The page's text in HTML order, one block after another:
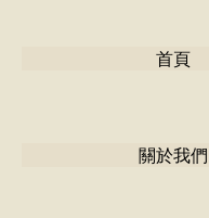
首頁
關於我們